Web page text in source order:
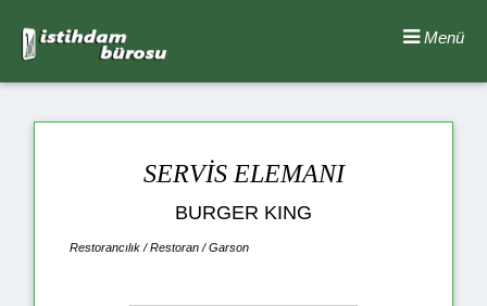
Menü
SERVİS ELEMANI
BURGER KING
Restorancılık / Restoran / Garson